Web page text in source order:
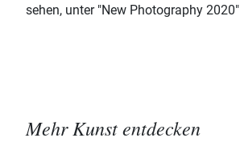
sehen, unter "New Photography 2020"
Mehr Kunst entdecken